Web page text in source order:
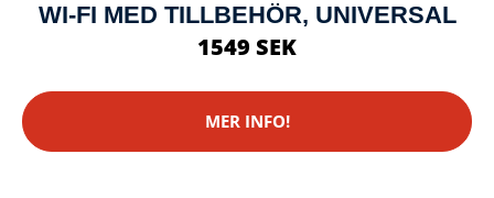
WI-FI MED TILLBEHÖR, UNIVERSAL
1549 SEK
MER INFO!